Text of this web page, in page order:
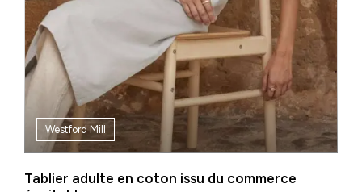
Westford Mill
Tablier adulte en coton issu du commerce